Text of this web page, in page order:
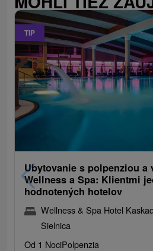
TIP
Ubytovanie s polpenziou a
Wellness a Spa: Klientmi
hodnotených hotelov
Wellness & Spa Hotel
Sielnica
Od 1 NociPolpenzia